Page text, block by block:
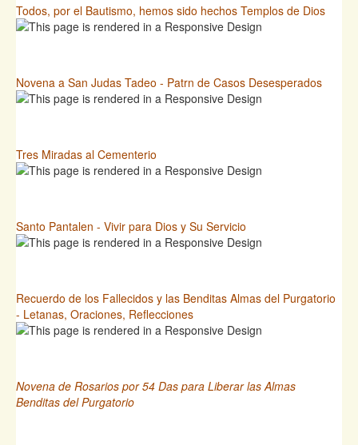
Todos, por el Bautismo, hemos sido hechos Templos de Dios
Novena a San Judas Tadeo - Patrn de Casos Desesperados
Tres Miradas al Cementerio
Santo Pantalen - Vivir para Dios y Su Servicio
Recuerdo de los Fallecidos y las Benditas Almas del Purgatorio
- Letanas, Oraciones, Reflecciones
Novena de Rosarios por 54 Das para Liberar las Almas
Benditas del Purgatorio